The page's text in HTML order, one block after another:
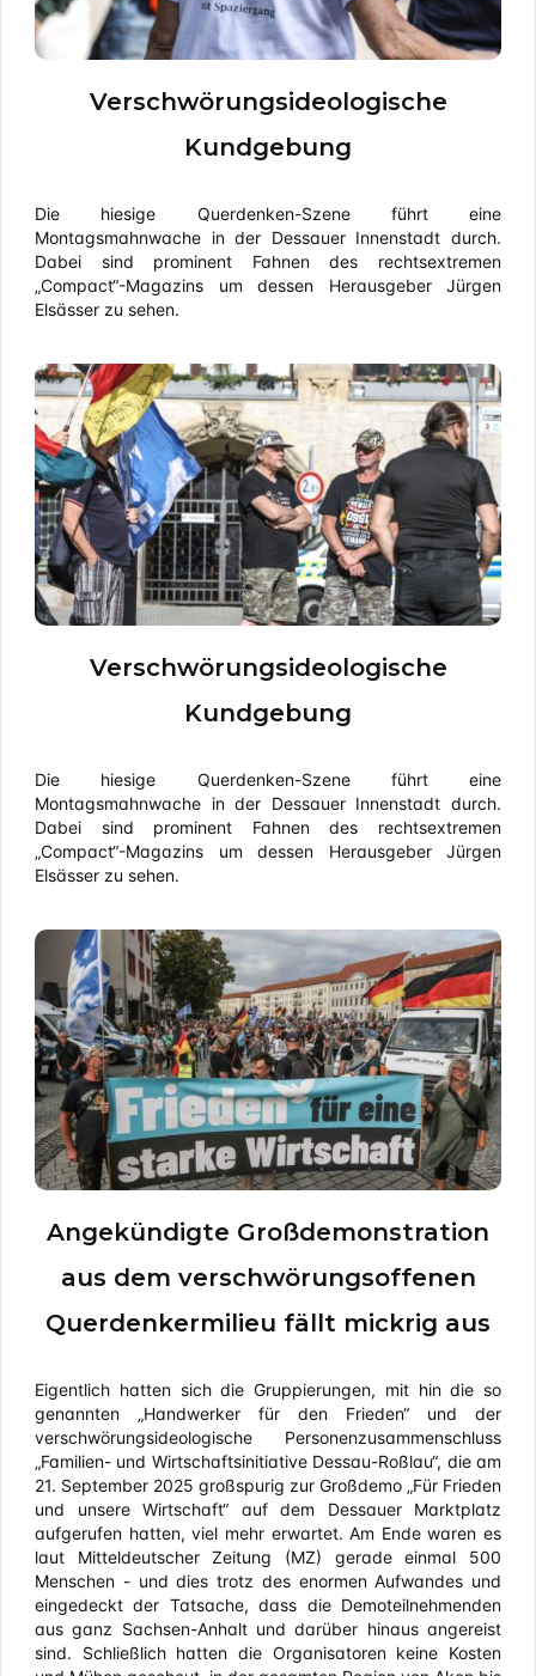
Verschwörungsideologische
Kundgebung
Die hiesige Querdenken-Szene führt eine
Montagsmahnwache in der Dessauer Innenstadt durch.
Dabei sind prominent Fahnen des rechtsextremen
„Compact“-Magazins um dessen Herausgeber Jürgen
Elsässer zu sehen.
Verschwörungsideologische
Kundgebung
Die hiesige Querdenken-Szene führt eine
Montagsmahnwache in der Dessauer Innenstadt durch.
Dabei sind prominent Fahnen des rechtsextremen
„Compact“-Magazins um dessen Herausgeber Jürgen
Elsässer zu sehen.
Angekündigte Großdemonstration
aus dem verschwörungsoffenen
Querdenkermilieu fällt mickrig aus
Eigentlich hatten sich die Gruppierungen, mit hin die so
genannten „Handwerker für den Frieden“ und der
verschwörungsideologische Personenzusammenschluss
„Familien- und Wirtschaftsinitiative Dessau-Roßlau“, die am
21. September 2025 großspurig zur Großdemo „Für Frieden
und unsere Wirtschaft“ auf dem Dessauer Marktplatz
aufgerufen hatten, viel mehr erwartet. Am Ende waren es
laut Mitteldeutscher Zeitung (MZ) gerade einmal 500
Menschen - und dies trotz des enormen Aufwandes und
eingedeckt der Tatsache, dass die Demoteilnehmenden
aus ganz Sachsen-Anhalt und darüber hinaus angereist
sind. Schließlich hatten die Organisatoren keine Kosten